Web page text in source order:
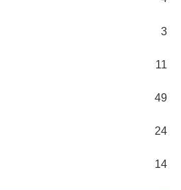
3
11
49
24
14